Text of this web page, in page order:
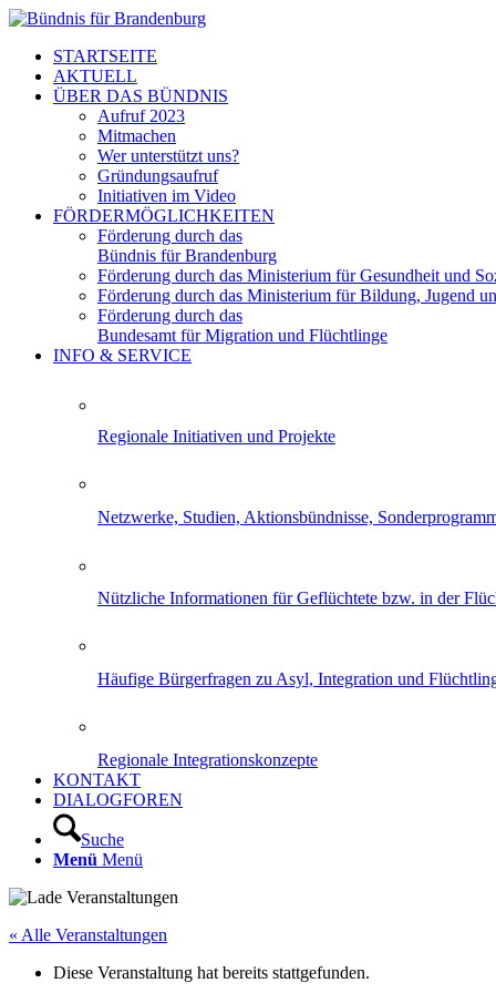
STARTSEITE
AKTUELL
ÜBER DAS BÜNDNIS
Aufruf 2023
Mitmachen
Wer unterstützt uns?
Gründungsaufruf
Initiativen im Video
FÖRDERMÖGLICHKEITEN
Förderung durch das
Bündnis für Brandenburg
Förderung durch das Ministerium für Gesundheit und
Förderung durch das Ministerium für Bildung, Jugend
Förderung durch das
Bundesamt für Migration und Flüchtlinge
INFO & SERVICE
Regionale Initiativen und Projekte
Netzwerke, Studien, Aktionsbündnisse,
Nützliche Informationen für Geflüchtete bzw. in der
Häufige Bürgerfragen zu Asyl, Integration und
Regionale Integrationskonzepte
KONTAKT
DIALOGFOREN
Suche
Menü Menü
« Alle Veranstaltungen
Diese Veranstaltung hat bereits stattgefunden.